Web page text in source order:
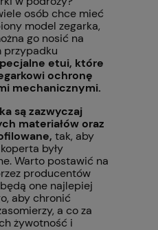
osób chce mieć
model zegarka,
go nosić na
przypadku
etui, które
ochronę
mechanicznymi.
są zazwyczaj
materiałów oraz
tak, aby
były
Warto postawić na
producentów
one najlepiej
aby chronić
a co za
żywotność i